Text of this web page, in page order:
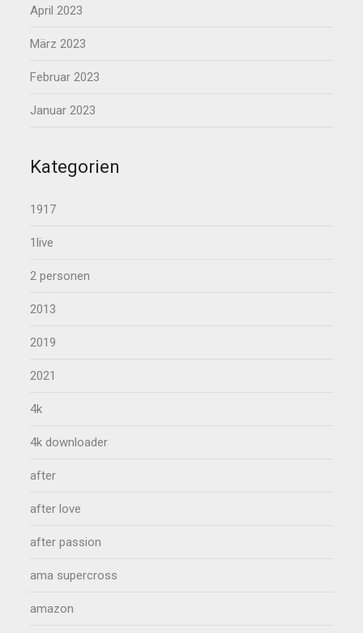
April 2023
März 2023
Februar 2023
Januar 2023
Kategorien
1917
1live
2 personen
2013
2019
2021
4k
4k downloader
after
after love
after passion
ama supercross
amazon